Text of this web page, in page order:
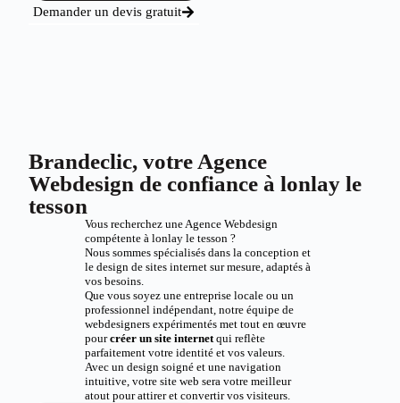
Demander un devis gratuit
Brandeclic, votre Agence
Webdesign de confiance à lonlay le
tesson
Vous recherchez une Agence Webdesign
compétente à lonlay le tesson ?
Nous sommes spécialisés dans la conception et
le design de sites internet sur mesure, adaptés à
vos besoins.
Que vous soyez une entreprise locale ou un
professionnel indépendant, notre équipe de
webdesigners expérimentés met tout en œuvre
pourcréer un site internetqui reflète
parfaitement votre identité et vos valeurs.
Avec un design soigné et une navigation
intuitive, votre site web sera votre meilleur
atout pour attirer et convertir vos visiteurs.